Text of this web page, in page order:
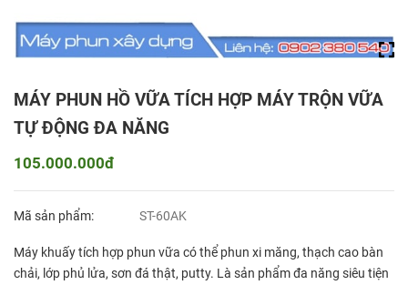
MÁY PHUN HỒ VỮA TÍCH HỢP MÁY TRỘN VỮA
TỰ ĐỘNG ĐA NĂNG
105.000.000đ
Mã sản phẩm: ST-60AK
Máy khuấy tích hợp phun vữa có thể phun xi măng, thạch cao bàn
chải, lớp phủ lửa, sơn đá thật, putty. Là sản phẩm đa năng siêu tiện